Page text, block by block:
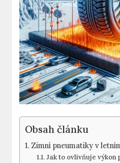
Obsah článku
Zimní pneumatiky v
Jak to ovlivňuje výkon